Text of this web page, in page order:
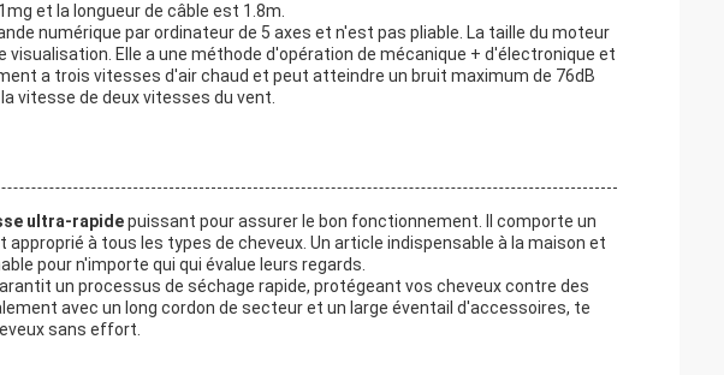
et la longueur de câble est 1.8m.
numérique par ordinateur de 5 axes et n'est pas pliable. La taille du moteur
Elle a une méthode d'opération de mécanique + d'électronique et
a trois vitesses d'air chaud et peut atteindre un bruit maximum de 76dB
vitesse de deux vitesses du vent.
ultra-rapidepuissant pour assurer le bon fonctionnement. Il comporte un
à tous les types de cheveux. Un article indispensable à la maison et
pour n'importe qui qui évalue leurs regards.
un processus de séchage rapide, protégeant vos cheveux contre des
avec un long cordon de secteur et un large éventail d'accessoires, te
sans effort.